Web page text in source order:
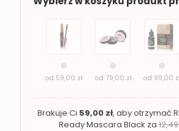
od 59,00 zł od 79,00 zł od 99,00
Brakuje Ci 59,00 zł, aby otrzymać
Ready Mascara Black za